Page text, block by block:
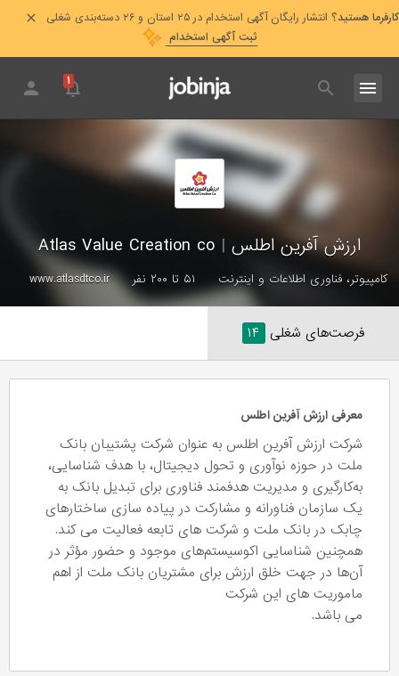
کارفرما هستید؟ انتشار رایگان آگهی استخدام در ۲۵ استان و ۲۶ دسته‌بندی شغلی
ثبت آگهی استخدام
۱
ارزش آفرین اطلس |
کامپیوتر، فناوری اطلاعات و اینترنت ۵۱ تا ۲۰۰ نفر www.atlasdtco.ir
فرصت‌های شغلی ۱۴
معرفی ارزش آفرین اطلس
شرکت ارزش آفرین اطلس به عنوان شرکت پشتیبان بانک
ملت در حوزه نوآوری و تحول دیجیتال، با هدف شناسایی،
به‌کارگیری و مدیریت هدفمند فناوری برای تبدیل بانک به
یک سازمان فناورانه و مشارکت در پیاده سازی ساختارهای
چابک در بانک ملت و شرکت های تابعه فعالیت می کند.
همچنین شناسایی اکوسیستم‌های موجود و حضور مؤثر در
آن‌ها در جهت خلق ارزش برای مشتریان بانک ملت از اهم
ماموریت های این شرکت
می باشد.